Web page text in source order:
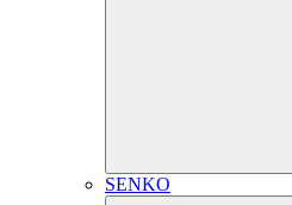
SENKO